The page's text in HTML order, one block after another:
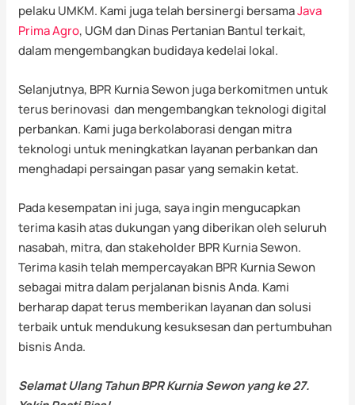
pelaku UMKM. Kami juga telah bersinergi bersamaJava
Prima Agro, UGM dan Dinas Pertanian Bantul terkait,
dalam mengembangkan budidaya kedelai lokal.
Selanjutnya, BPR Kurnia Sewon juga berkomitmen untuk
terus berinovasi dan mengembangkan teknologi digital
perbankan. Kami juga berkolaborasi dengan mitra
teknologi untuk meningkatkan layanan perbankan dan
menghadapi persaingan pasar yang semakin ketat.
Pada kesempatan ini juga, saya ingin mengucapkan
terima kasih atas dukungan yang diberikan oleh seluruh
nasabah, mitra, dan stakeholder BPR Kurnia Sewon.
Terima kasih telah mempercayakan BPR Kurnia Sewon
sebagai mitra dalam perjalanan bisnis Anda. Kami
berharap dapat terus memberikan layanan dan solusi
terbaik untuk mendukung kesuksesan dan pertumbuhan
bisnis Anda.
Selamat Ulang Tahun BPR Kurnia Sewon yang ke 27.